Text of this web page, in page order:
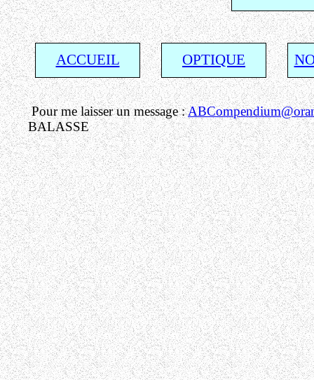
ACCUEIL OPTIQUE
Pour me laisser un message :
BALASSE